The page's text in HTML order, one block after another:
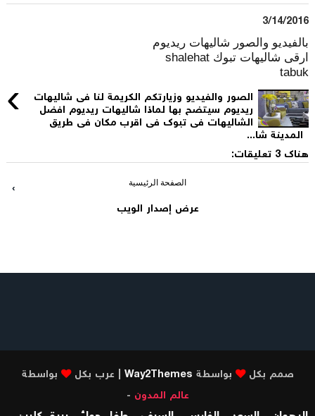
3/14/2016
بالفيديو والصور شاليهات ريديوم
ارقى شاليهات تبوك shalehat
tabuk
›
الصور والفيديو وزيارتكم الكريمة لنا فى شاليهات
ريديوم سيتضح بها لماذا شاليهات ريديوم افضل
الشاليهات فى تبوك فى اقرب مكان فى طريق
المدينة شا...
هناك 3 تعليقات:
› الصفحة الرئيسية
عرض إصدار الويب
صمم بكل بواسطة Way2Themes | عرب بكل
بواسطة
عالم المدون -